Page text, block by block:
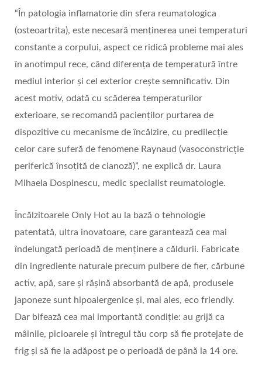
“În patologia inflamatorie din sfera reumatologica
(osteoartrita), este necesară menținerea unei temperaturi
constante a corpului, aspect ce ridică probleme mai ales
în anotimpul rece, când diferența de temperatură între
mediul interior și cel exterior crește semnificativ. Din
acest motiv, odată cu scăderea temperaturilor
exterioare, se recomandă pacienților purtarea de
dispozitive cu mecanisme de încălzire, cu predilecție
celor care suferă de fenomene Raynaud (vasoconstricție
periferică însoțită de cianoză)”, ne explică dr. Laura
Mihaela Dospinescu, medic specialist reumatologie.
Încălzitoarele Only Hot au la bază o tehnologie
patentată, ultra inovatoare, care garantează cea mai
îndelungată perioadă de menținere a căldurii. Fabricate
din ingrediente naturale precum pulbere de fier, cărbune
activ, apă, sare și rășină absorbantă de apă, produsele
japoneze sunt hipoalergenice și, mai ales, eco friendly.
Dar bifează cea mai importantă condiție: au grijă ca
mâinile, picioarele și întregul tău corp să fie protejate de
frig și să fie la adăpost pe o perioadă de până la 14 ore.